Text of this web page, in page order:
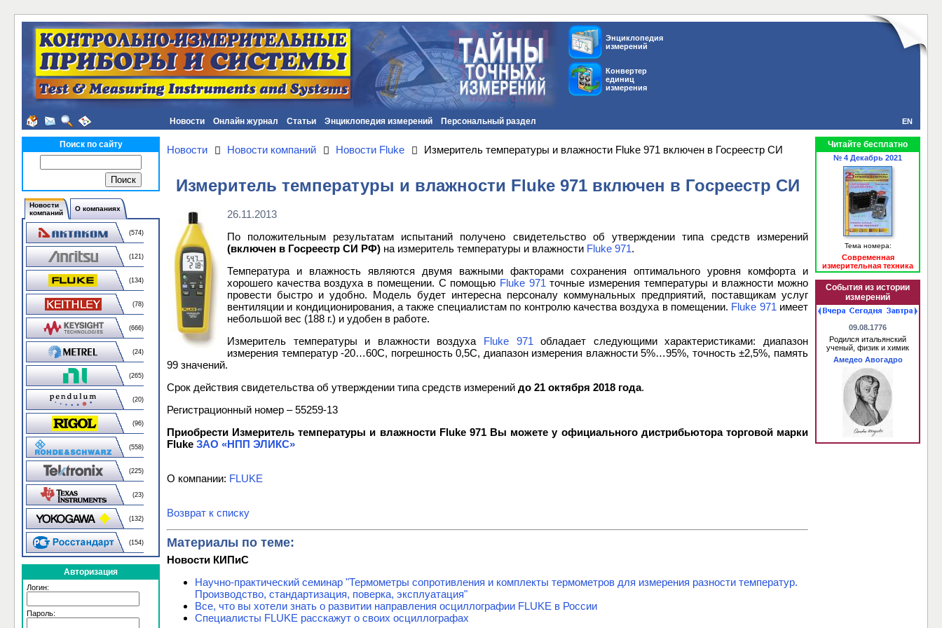
Энциклопедия
измерений
Конвертер
единиц
измерения
Новости Онлайн журнал Статьи Энциклопедия измерений Персональный раздел EN
Поиск по сайту
Новости
компаний
О компаниях
(574)
(121)
(134)
(78)
(666)
(24)
(265)
(20)
(96)
(558)
(225)
(23)
(132)
(154)
Авторизация
Логин:
Пароль:
Новости Новости компаний Новости Fluke Измеритель температуры и влажности Fluke 971 включен в Госреестр СИ
Измеритель температуры и влажности Fluke 971 включен в Госреестр СИ
26.11.2013
По положительным результатам испытаний получено свидетельство об утверждении типа средств измерений
(включен в Госреестр СИ РФ) на измеритель температуры и влажности Fluke 971.
Температура и влажность являются двумя важными факторами сохранения оптимального уровня комфорта и
хорошего качества воздуха в помещении. С помощью Fluke 971 точные измерения температуры и влажности можно
провести быстро и удобно. Модель будет интересна персоналу коммунальных предприятий, поставщикам услуг
вентиляции и кондиционирования, а также специалистам по контролю качества воздуха в помещении. Fluke 971 имеет
небольшой вес (188 г.) и удобен в работе.
Измеритель температуры и влажности воздуха Fluke 971 обладает следующими характеристиками: диапазон
измерения температур -20…60С, погрешность 0,5С, диапазон измерения влажности 5%…95%, точность ±2,5%, память
99 значений.
Срок действия свидетельства об утверждении типа средств измерений до 21 октября 2018 года.
Регистрационный номер – 55259-13
Приобрести Измеритель температуры и влажности Fluke 971 Вы можете у официального дистрибьютора торговой марки
Fluke ЗАО «НПП ЭЛИКС»
О компании: FLUKE
Возврат к списку
Материалы по теме:
Новости КИПиС
Научно-практический семинар "Термометры сопротивления и комплекты термометров для измерения разности температур.
Производство, стандартизация, поверка, эксплуатация"
Все, что вы хотели знать о развитии направления осциллографии FLUKE в России
Специалисты FLUKE расскажут о своих осциллографах
Читайте бесплатно
№ 4 Декабрь 2021
Тема номера:
Современная
измерительная техника
События из истории
измерений
09.08.1776
Родился итальянский
ученый, физик и химик
Амедео Авогадро